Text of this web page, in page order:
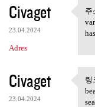
Civaget
23.04.2024
Adres
주
주
Civaget
23.04.2024
링
링